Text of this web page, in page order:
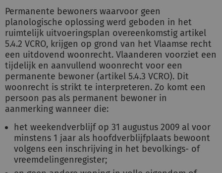
Permanente bewoners waarvoor geen
planologische oplossing werd geboden in het
ruimtelijk uitvoeringsplan overeenkomstig artikel
5.4.2 VCRO, krijgen op grond van het Vlaamse recht
een uitdovend woonrecht. Vlaanderen voorziet een
tijdelijk en aanvullend woonrecht voor een
permanente bewoner (artikel 5.4.3 VCRO). Dit
woonrecht is strikt te interpreteren. Zo komt een
persoon pas als permanent bewoner in
aanmerking wanneer die:
het weekendverblijf op 31 augustus 2009 al voor
minstens 1 jaar als hoofdverblijfplaats bewoont
volgens een inschrijving in het bevolkings- of
vreemdelingenregister;